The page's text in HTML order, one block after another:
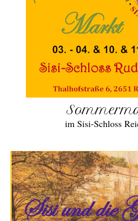
im Sisi-Schloss